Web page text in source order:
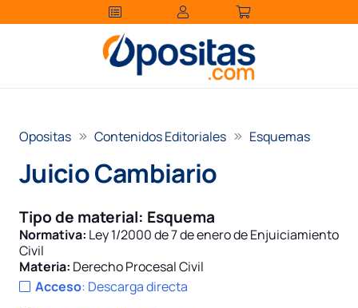
Opositas Contenidos Editoriales Esquemas
Juicio Cambiario
Tipo de material: Esquema
Normativa: Ley 1/2000 de 7 de enero de Enjuiciamiento
Civil
Materia: Derecho Procesal Civil
Acceso: Descarga directa